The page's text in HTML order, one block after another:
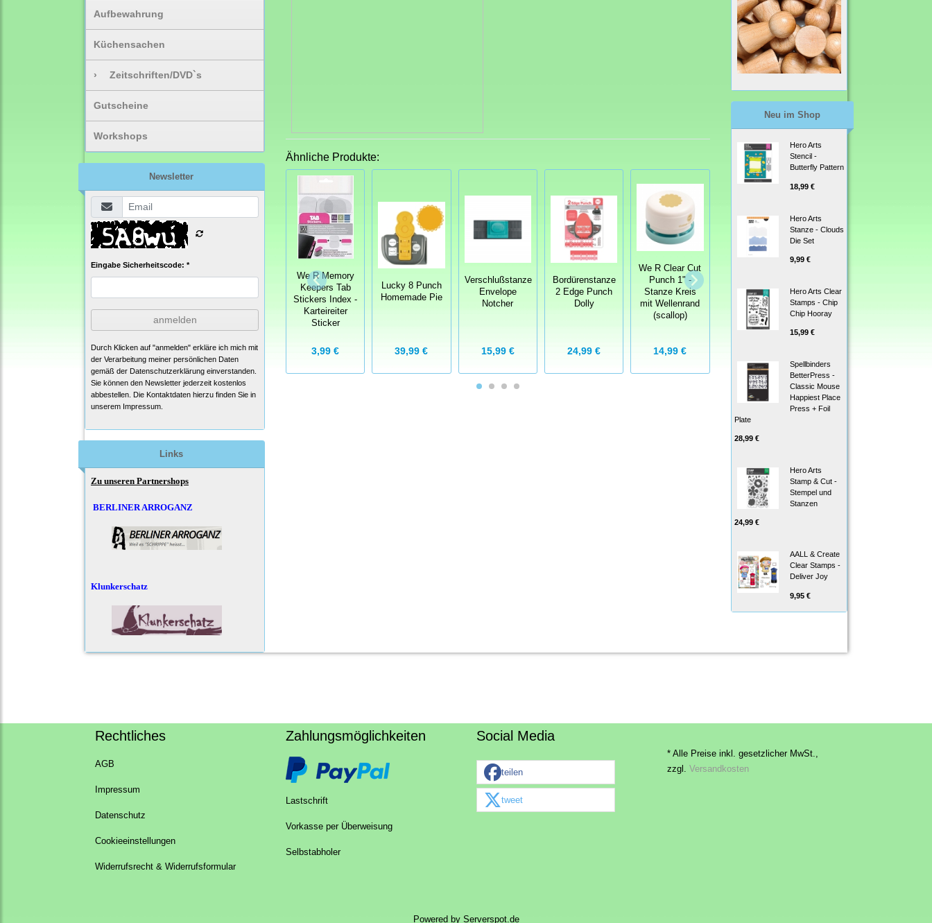
Aufbewahrung
Küchensachen
› Zeitschriften/DVD`s
Gutscheine
Workshops
Newsletter
Eingabe Sicherheitscode: *
anmelden
Durch Klicken auf "anmelden" erkläre ich mich mit
der Verarbeitung meiner persönlichen Daten
gemäß der Datenschutzerklärung einverstanden.
Sie können den Newsletter jederzeit kostenlos
abbestellen. Die Kontaktdaten hierzu finden Sie in
unserem Impressum.
Links
Zu unseren Partnershops
BERLINER ARROGANZ
Klunkerschatz
Ähnliche Produkte:
We R Memory
Keepers Tab
Stickers Index -
Karteireiter
Sticker
3,99 €
Lucky 8 Punch
Homemade Pie
39,99 €
Verschlußstanze
Envelope
Notcher
15,99 €
Bordürenstanze
2 Edge Punch
Dolly
24,99 €
We R Clear Cut
Punch 1" -
Stanze Kreis
mit Wellenrand
(scallop)
14,99 €
2 Edge Punch
Raindrop
Stanzer - 2"
Sequin Paillette
Neu im Shop
Hero Arts
Stencil -
Butterfly Pattern
18,99 €
Hero Arts
Stanze - Clouds
Die Set
9,99 €
Hero Arts Clear
Stamps - Chip
Chip Hooray
15,99 €
Spellbinders
BetterPress -
Classic Mouse
Happiest Place
Press + Foil
Plate
28,99 €
Hero Arts
Stamp & Cut -
Stempel und
Stanzen
24,99 €
AALL & Create
Clear Stamps -
Deliver Joy
9,95 €
Rechtliches
AGB
Impressum
Datenschutz
Cookieeinstellungen
Widerrufsrecht & Widerrufsformular
Zahlungsmöglichkeiten
Lastschrift
Vorkasse per Überweisung
Selbstabholer
Social Media
teilen
tweet
* Alle Preise inkl. gesetzlicher MwSt.,
zzgl. Versandkosten
Powered by Serverspot.de